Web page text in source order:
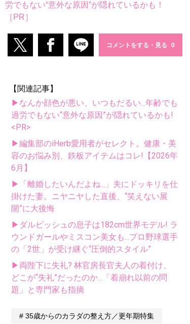
労でもない“意外な原因”が隠れているかも！
［PR］
コメントをする・見る
【関連記事】
▶なんか顔色が悪い、いつもだるい...年齢でも
過労でもない“意外な原因”が隠れているかも!
<PR>
▶編集部のiHerb愛用者がセレクト。健康・美
容のお悩み別、鉄板アイテムはコレ!【2026年
6月】
▶「離婚したいんだよね...」夫にドッキリを仕
掛けた妻。ニヤニヤした直後、“笑えない展
開”に大後悔
▶ダルビッシュの息子は182cm世界モデル! ラ
ウンドガールやミスコン美女も...プロ野球選手
の「2世」が受け継ぐ“圧倒的スタイル”
▶両陛下に失礼? 林官房長官夫人の着付け、
どこが“失礼”だったのか...「着崩れ以前の問
題」と専門家も指摘
35歳からのカラダの整え方／更年期特集